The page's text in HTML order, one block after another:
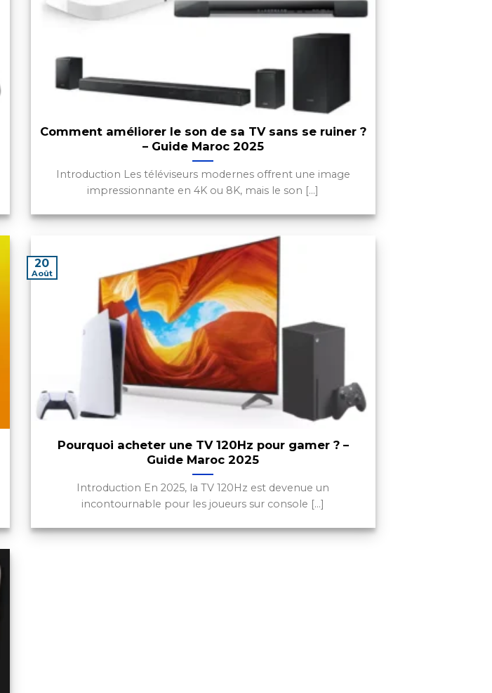
Comment améliorer le son de sa TV sans se ruiner ?
– Guide Maroc 2025
Introduction Les téléviseurs modernes offrent une image
impressionnante en 4K ou 8K, mais le son [...]
Pourquoi acheter une TV 120Hz pour gamer ? –
Guide Maroc 2025
Introduction En 2025, la TV 120Hz est devenue un
incontournable pour les joueurs sur console [...]
20
Août